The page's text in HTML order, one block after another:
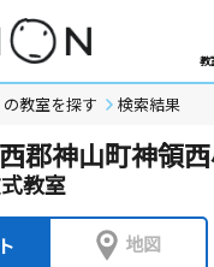
教
教室を探す 検索結果
郡神山町神領
教室
地図